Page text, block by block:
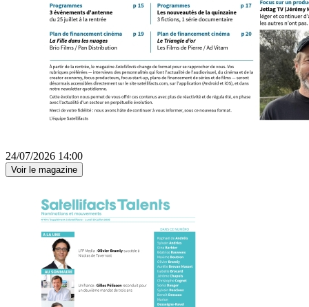
24/07/2026 14:00
Voir le magazine